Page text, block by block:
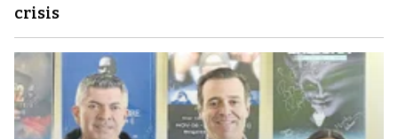
crisis